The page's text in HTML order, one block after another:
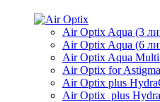
Air Optix Aqua (3
Air Optix Aqua (6
Air Optix Aqua
Air Optix for
Air Optix plus
Air Optix plus